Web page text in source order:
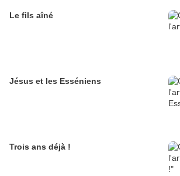
Le fils aîné
Jésus et les Esséniens
Trois ans déjà !